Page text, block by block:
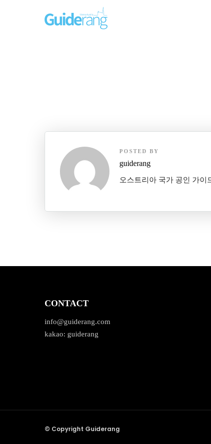
POSTED BY
guiderang
오스트리아 국가 공인 가이
CONTACT
info@guiderang.com
kakao: guiderang
© Copyright Guiderang